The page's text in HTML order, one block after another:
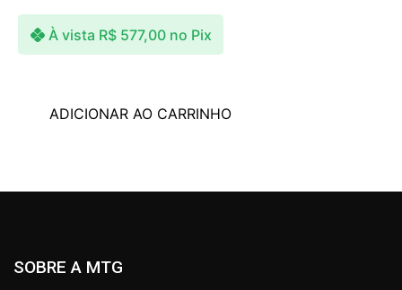
À vista R$577,00 no Pix
ADICIONAR AO CARRINHO
SOBRE A MTG